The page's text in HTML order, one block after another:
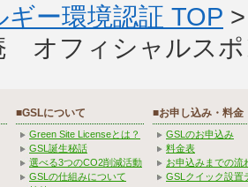
ギー環境認証 TOP
オフィシャルスポ
■GSLについて
Green Site Licenseとは？
GSL誕生秘話
選べる3つのCO2削減活動
GSLの仕組みについて
■お申し込み・料金
GSLのお申込み
料金表
お申込みまでの流
GSLクイック設置